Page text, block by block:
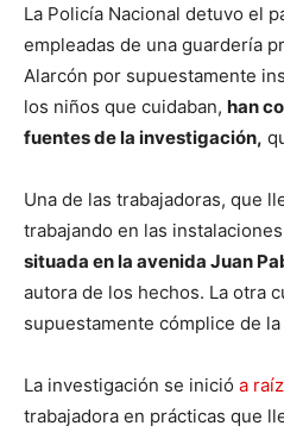
La Policía Nacional detuvo el
empleadas de una guardería
Alarcón por supuestamente
los niños que cuidaban, han
fuentes de la investigación,
Una de las trabajadoras, que
trabajando en las
situada en la avenida Juan
autora de los hechos. La otra
supuestamente cómplice de
La investigación se inició a
trabajadora en prácticas que